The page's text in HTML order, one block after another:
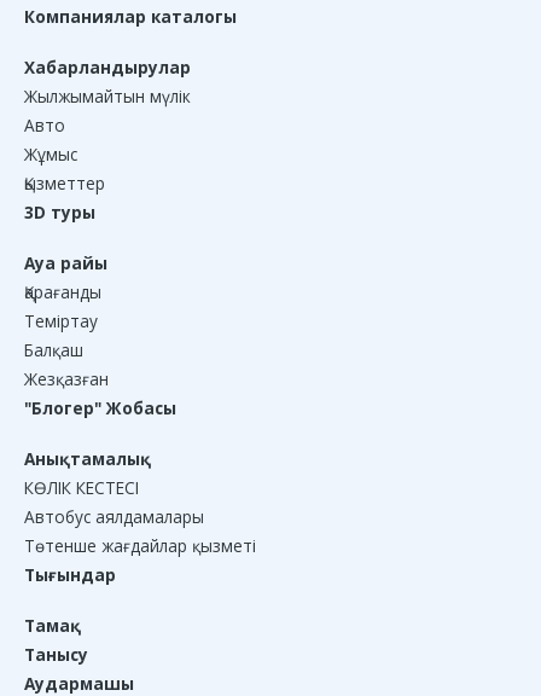
Компаниялар каталогы
Хабарландырулар
Жылжымайтын мүлік
Авто
Жұмыс
Қызметтер
3D туры
Ауа райы
Қарағанды
Теміртау
Балқаш
Жезқазған
"Блогер" Жобасы
Анықтамалық
КӨЛІК КЕСТЕСІ
Автобус аялдамалары
Төтенше жағдайлар қызметі
Тығындар
Тамақ
Танысу
Аудармашы